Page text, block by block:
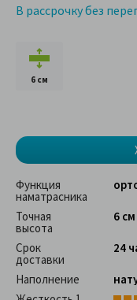
В рассрочку без
6 см
Функция
наматрасника
Точная
высота
6 см
Срок
доставки
24
Наполнение